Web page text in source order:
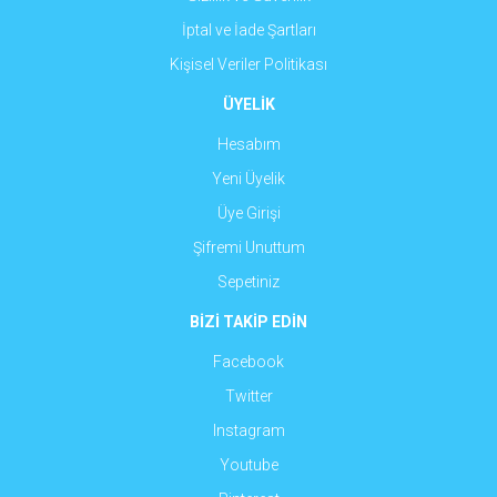
İptal ve İade Şartları
Kişisel Veriler Politikası
ÜYELİK
Hesabım
Yeni Üyelik
Üye Girişi
Şifremi Unuttum
Sepetiniz
BİZİ TAKİP EDİN
Facebook
Twitter
Instagram
Youtube